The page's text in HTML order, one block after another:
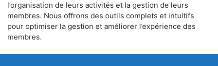
l’organisation de leurs activités et la gestion de leurs
membres. Nous offrons des outils complets et intuitifs
pour optimiser la gestion et améliorer l’expérience des
membres.